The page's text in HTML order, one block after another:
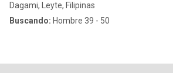
Dagami, Leyte, Filipinas
Buscando: Hombre 39 - 50